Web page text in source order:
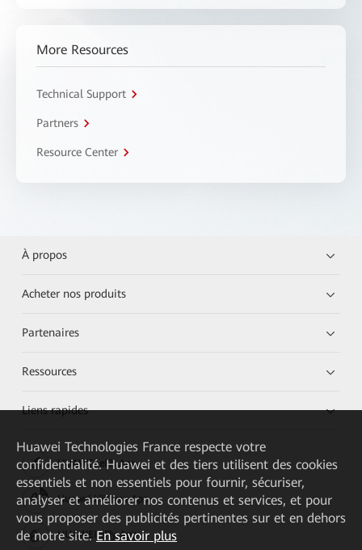
More Resources
Technical Support
Partners
Resource Center
À propos
Acheter nos produits
Partenaires
Ressources
Liens rapides
HUAWEI eKit App
Huawei HiKnow App
HUAWEI eFly App
Huawei Technologies France respecte votre
confidentialité. Huawei et des tiers utilisent des cookies
essentiels et non essentiels pour fournir, sécuriser,
analyser et améliorer nos contenus et services, et pour
vous proposer des publicités pertinentes sur et en dehors
de notre site. En savoir plus